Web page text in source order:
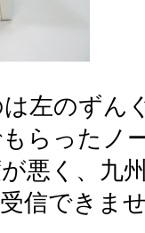
左のずん
らったノ
悪く、九
信できま